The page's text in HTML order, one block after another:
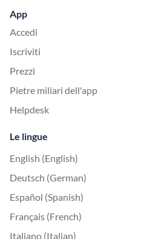
App
Accedi
Iscriviti
Prezzi
Pietre miliari dell'app
Helpdesk
Le lingue
English (English)
Deutsch (German)
Español (Spanish)
Français (French)
Italiano (Italian)